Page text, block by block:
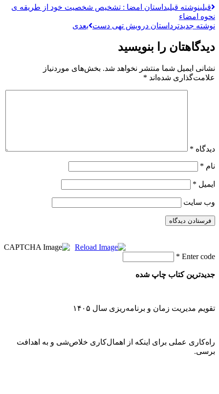
قبلینوشته قبلیداستان امضا : تشخیص شخصیت خود از طریقه ی
نحوه امضاء
نوشته جدیدتر داستان درویش تهی دست بعدی
دیدگاهتان را بنویسید
نشانی ایمیل شما منتشر نخواهد شد. بخش‌های موردنیاز
علامت‌گذاری شده‌اند *
دیدگاه *
نام *
ایمیل *
وب‌ سایت
Enter code
*
جدیدترین کتاب چاپ شده
تقویم مدیریت زمان و برنامه‌ریزی سال ۱۴۰۵
راه‌کاری عملی برای اینکه از اهمال‌کاری خلاص‌شی و به اهدافت
برسی.